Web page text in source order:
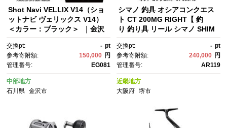
Shot Navi VELLIX V14（ショ
ットナビ ヴェリックス V14）
＜カラー：ブラック＞ ｜金沢
量 防水機能 最新モデル スタイ
リッシュデザイン 人気 おすす
め ゴルフグッズ ゴルフアクセ
サリー ゴルフ練習 ゴルフラウ
ンド スポーツ用品 ゴルフアイ
テム 石川 北陸 復興支援 復興応
交換pt: - pt
参考寄附額:
150,000 円
管理番号:
EG081
中部地方
石川県
金沢市
シマノ 釣具 オシアコンクエス
ト CT 200MG RIGHT【 釣
り 釣り具 リール シマノ SHIM
ア スポーツ 魚 人気 おすす
め 大阪府 堺市】
交換pt: - pt
参考寄附額:
240,000 円
管理番号:
AR119
近畿地方
大阪府 堺市